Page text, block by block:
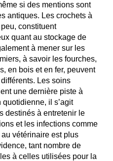
si des mentions sont
antiques. Les crochets à
constituent
quant au stockage de
à mener sur les
à savoir les fourches,
en bois et en fer, peuvent
Les soins
une dernière piste à
il s’agit
destinés à entretenir le
et les infections comme
au vétérinaire est plus
tant nombre de
à celles utilisées pour la